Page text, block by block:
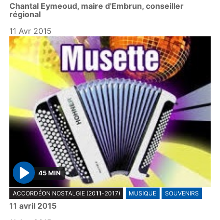
a
y
Chantal Eymeoud, maire d'Embrun, conseiller
régional
11 Avr 2015
P
l
a
45 MIN
ACCORDÉON NOSTALGIE (2011-2017) MUSIQUE SOUVENIRS
11 avril 2015